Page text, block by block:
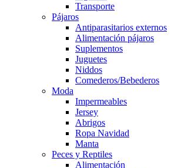
Transporte
Pájaros
Antiparasitarios externos
Alimentación pájaros
Suplementos
Juguetes
Niddos
Comederos/Bebederos
Moda
Impermeables
Jersey
Abrigos
Ropa Navidad
Manta
Peces y Reptiles
Alimentación